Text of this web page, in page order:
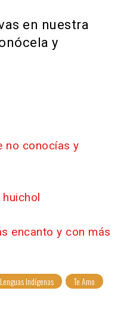
en nuestra
y
no conocías y
encanto y con más
Lenguas Indígenas Te Amo